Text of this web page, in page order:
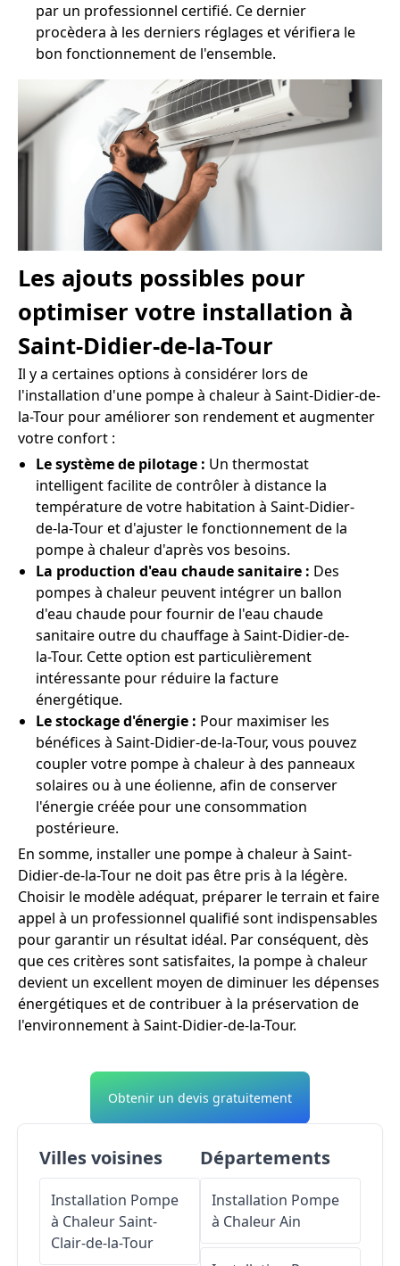
par un professionnel certifié. Ce dernier
procèdera à les derniers réglages et vérifiera le
bon fonctionnement de l'ensemble.
Les ajouts possibles pour
optimiser votre installation à
Saint-Didier-de-la-Tour
Il y a certaines options à considérer lors de
l'installation d'une pompe à chaleur à Saint-Didier-de-
la-Tour pour améliorer son rendement et augmenter
votre confort :
Le système de pilotage : Un thermostat
intelligent facilite de contrôler à distance la
température de votre habitation à Saint-Didier-
de-la-Tour et d'ajuster le fonctionnement de la
pompe à chaleur d'après vos besoins.
La production d'eau chaude sanitaire : Des
pompes à chaleur peuvent intégrer un ballon
d'eau chaude pour fournir de l'eau chaude
sanitaire outre du chauffage à Saint-Didier-de-
la-Tour. Cette option est particulièrement
intéressante pour réduire la facture
énergétique.
Le stockage d'énergie : Pour maximiser les
bénéfices à Saint-Didier-de-la-Tour, vous pouvez
coupler votre pompe à chaleur à des panneaux
solaires ou à une éolienne, afin de conserver
l'énergie créée pour une consommation
postérieure.
En somme, installer une pompe à chaleur à Saint-
Didier-de-la-Tour ne doit pas être pris à la légère.
Choisir le modèle adéquat, préparer le terrain et faire
appel à un professionnel qualifié sont indispensables
pour garantir un résultat idéal. Par conséquent, dès
que ces critères sont satisfaites, la pompe à chaleur
devient un excellent moyen de diminuer les dépenses
énergétiques et de contribuer à la préservation de
l'environnement à Saint-Didier-de-la-Tour.
Obtenir un devis gratuitement
Villes voisines
Installation Pompe
à ChaleurSaint-
Clair-de-la-Tour
Départements
Installation Pompe
à ChaleurAin